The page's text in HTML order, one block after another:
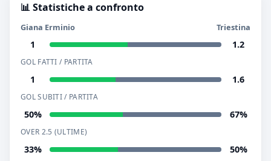
📊 Statistiche a confronto
Giana Erminio Triestina
1 1.2
GOL FATTI / PARTITA
1 1.6
GOL SUBITI / PARTITA
50% 67%
OVER 2.5 (ULTIME)
33% 50%